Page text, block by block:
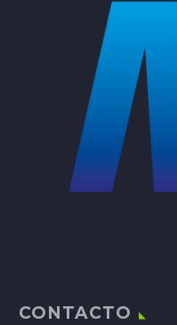
CONTACTO